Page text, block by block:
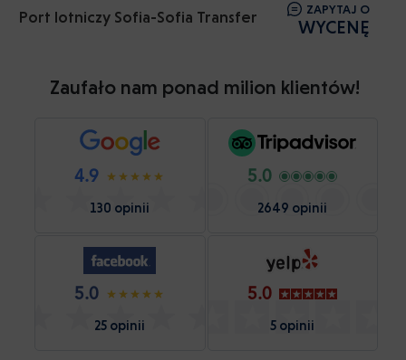
Port lotniczy Sofia-Sofia Transfer ZAPYTAJ O
WYCENĘ
Zaufało nam ponad milion klientów!
4.9
130 opinii
5.0
2649 opinii
5.0
25 opinii
5.0
5 opinii